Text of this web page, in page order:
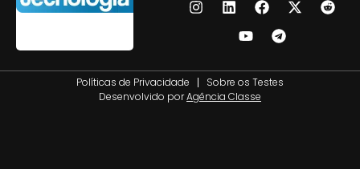
Políticas de Privacidade
Sobre os Testes
Desenvolvido porAgência Classe